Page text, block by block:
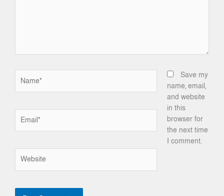
Save my
name, email,
and website
in this
browser for
the next time
I comment.